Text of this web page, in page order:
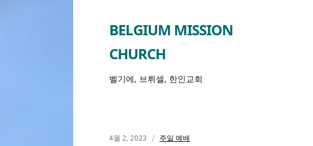
BELGIUM MISSION
CHURCH
벨기에, 브뤼셀, 한인교회
4월 2, 2023 주일 예배